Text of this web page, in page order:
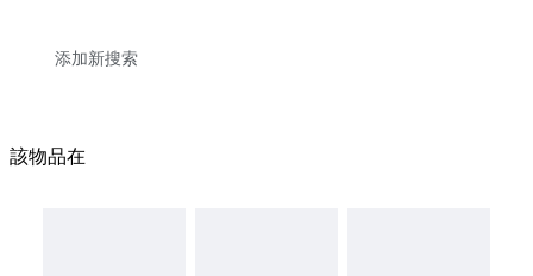
該物品在